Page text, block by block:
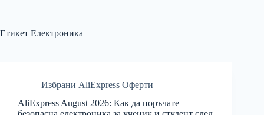
Етикет Електроника
Избрани AliExpress Оферти
AliExpress August 2026: Как да поръчате